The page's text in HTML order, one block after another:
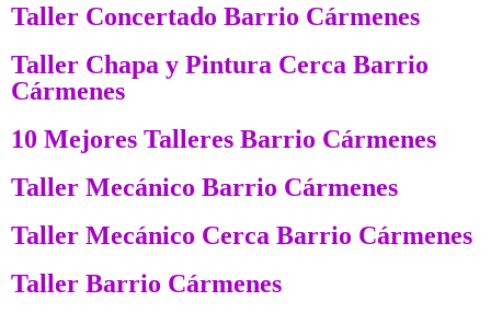
Taller Concertado Barrio Cármenes
Taller Chapa y Pintura Cerca Barrio
Cármenes
10 Mejores Talleres Barrio Cármenes
Taller Mecánico Barrio Cármenes
Taller Mecánico Cerca Barrio Cármenes
Taller Barrio Cármenes